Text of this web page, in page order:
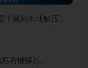
下载到本地解压，
右键解压。